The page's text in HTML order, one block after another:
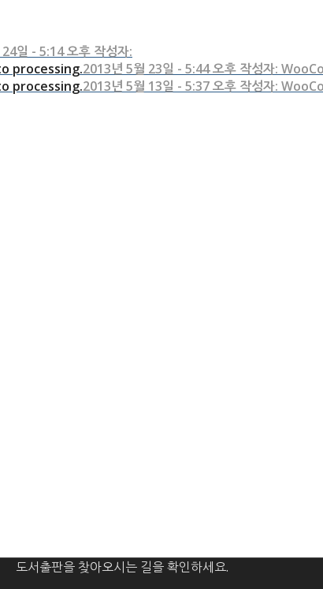
일 - 5:14 오후 작성자:
processing.2013년 5월 23일 - 5:44 오후 작성자:
processing.2013년 5월 13일 - 5:37 오후 작성자:
도서출판을 찾아오시는 길을 확인하세요.